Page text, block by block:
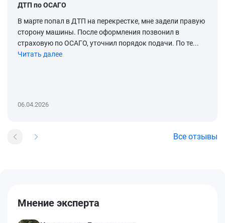
ДТП по ОСАГО
В марте попал в ДТП на перекрестке, мне задели правую
сторону машины. После оформления позвонил в
страховую по ОСАГО, уточнил порядок подачи. По те...
Читать далее
06.04.2026
Все отзывы
Мнение эксперта